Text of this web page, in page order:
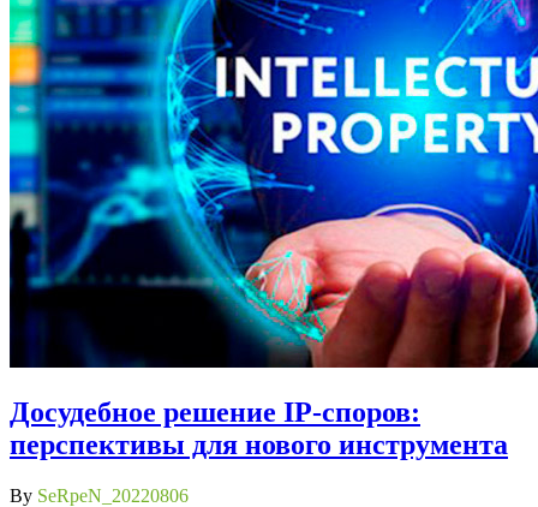
Досудебное решение IP-споров:
перспективы для нового инструмента
By SeRpeN_20220806